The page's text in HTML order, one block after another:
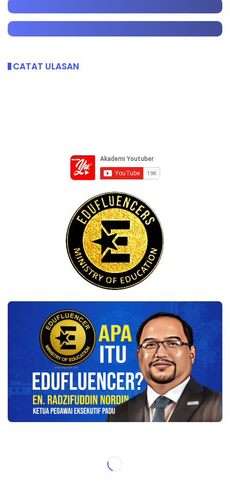
CATAT ULASAN